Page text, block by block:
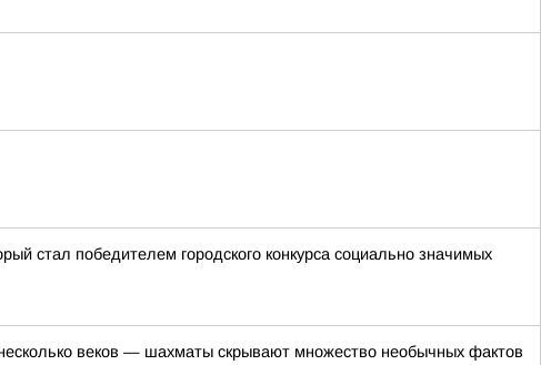
стал победителем городского конкурса социально значимых
веков — шахматы скрывают множество необычных фактов